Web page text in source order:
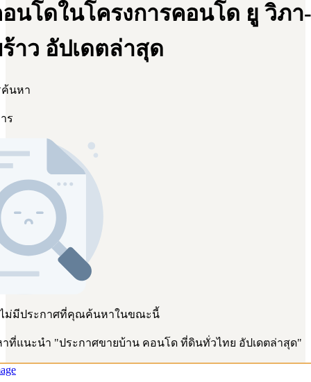
นโดในโครงการคอนโด ยู วิภา-
าว อัปเดตล่าสุด
นหา
ร
ม่มีประกาศที่คุณค้นหาในขณะนี้
ที่แนะนำ "ประกาศขายบ้าน คอนโด ที่ดินทั่วไทย อัปเดตล่าสุด"